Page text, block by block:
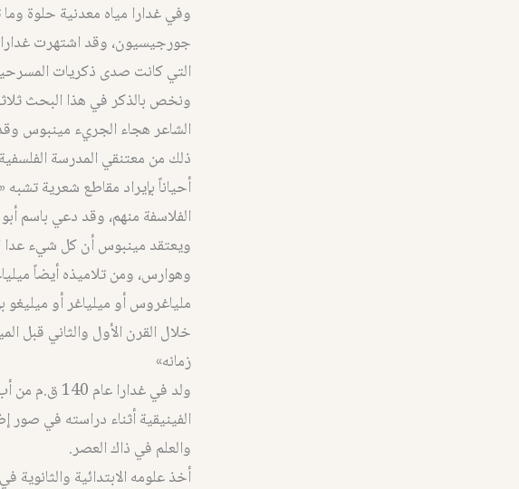
وفي غدارا مياه معدنية حلوة
جورجيسيون، وقد اشتهرت غدارا
التي كانت صدى ذكريات
ونخص بالذكر في هذا البحث
ذلك من معتنقي المدرسة
أحياناً بإيراد مقاطع شعرية
الفلاسفة منهم، وقد دعي باسم
ويعتقد مينبوس أن كل شيء عدا
وهوارس، ومن تلاميذه أيضاً
ملياغروس أو ميلياغر أو
خلال القرن الأول والثاني قبل
زمانه»
ولد في
الفينيقية أثناء دراسته في صور
والعلم في ذاك العصر.
أخذ علومه الابتدائية